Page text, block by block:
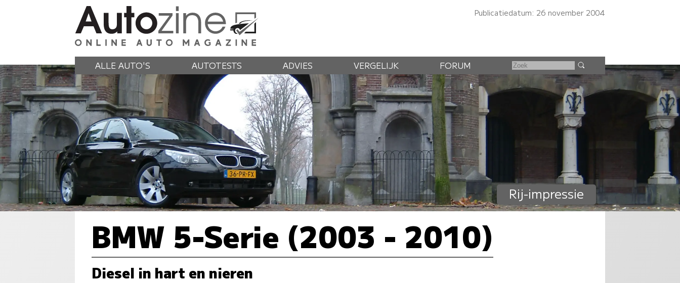
Publicatiedatum: 26 november 2004
ALLE AUTO'S AUTOTESTS ADVIES VERGELIJK FORUM
Rij-impressie
BMW 5-Serie (2003 - 2010)
Diesel in hart en nieren